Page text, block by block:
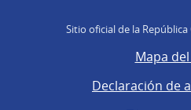
Sitio oficial de la
Mapa
Declaración de